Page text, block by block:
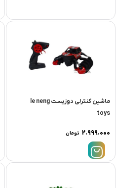
ماشین کنترلی دوزیست le neng
toys
۲.۹۹۹.۰۰۰ تومان